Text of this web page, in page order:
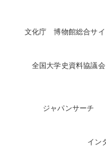
文化庁 博物館総合サイ
全国大学史資料協議会
ジャパンサーチ
イン